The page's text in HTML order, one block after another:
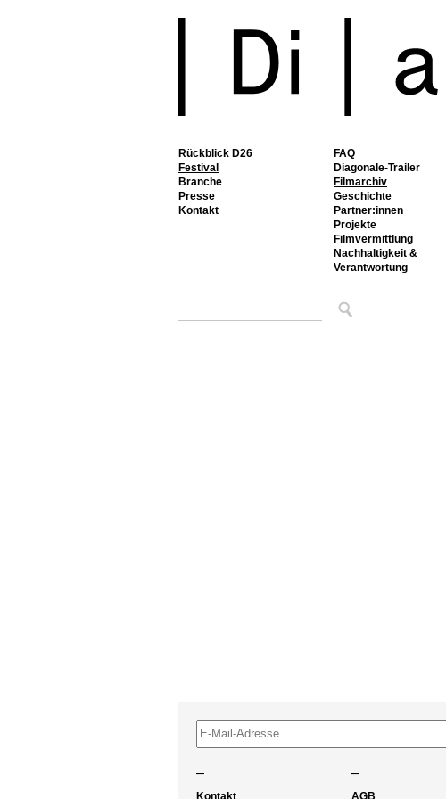
Rückblick D26
Festival
FAQ
Diagonale-Trailer
Filmarchiv
Geschichte
Partner:innen
Projekte
Filmvermittlung
Nachhaltigkeit &
Verantwortung
Branche
Presse
Kontakt
– –
Kontakt AGB